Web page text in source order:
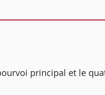
principal et le